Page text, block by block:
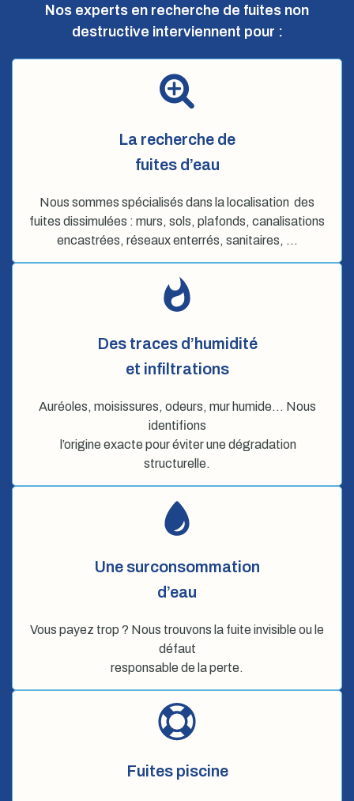
Nos experts en recherche de fuites non
destructive interviennent pour :
La recherche de
fuites d’eau
Nous sommes spécialisés dans la localisation des
fuites dissimulées : murs, sols, plafonds, canalisations
encastrées, réseaux enterrés, sanitaires, …
Des traces d’humidité
et infiltrations
Auréoles, moisissures, odeurs, mur humide… Nous
identifions
l’origine exacte pour éviter une dégradation
structurelle.
Une surconsommation
d’eau
Vous payez trop ? Nous trouvons la fuite invisible ou le
défaut
responsable de la perte.
Fuites piscine